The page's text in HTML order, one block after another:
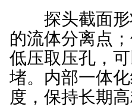
探头截面形
的流体分离点
低压取压孔，
堵。内部一体
度，保持长期